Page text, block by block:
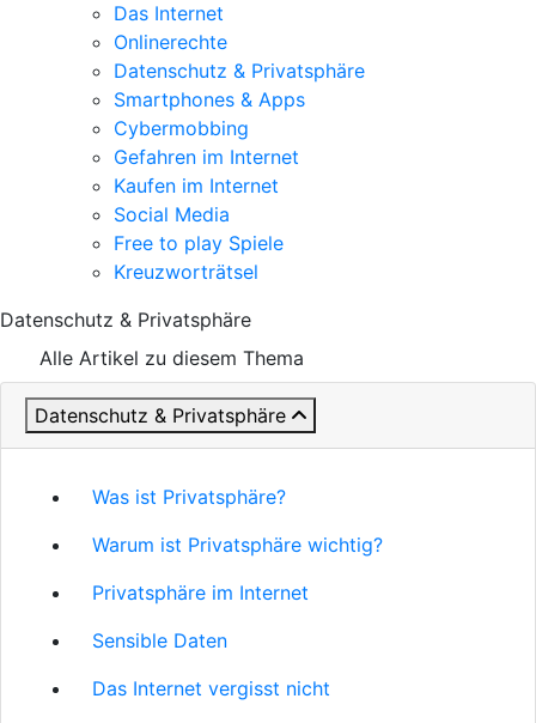
Das Internet
Onlinerechte
Datenschutz & Privatsphäre
Smartphones & Apps
Cybermobbing
Gefahren im Internet
Kaufen im Internet
Social Media
Free to play Spiele
Kreuzworträtsel
Datenschutz & Privatsphäre
Alle Artikel zu diesem Thema
Datenschutz & Privatsphäre
Was ist Privatsphäre?
Warum ist Privatsphäre wichtig?
Privatsphäre im Internet
Sensible Daten
Das Internet vergisst nicht